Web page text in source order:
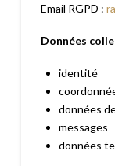
Email RGPD :
Données
identité
données
messages
données